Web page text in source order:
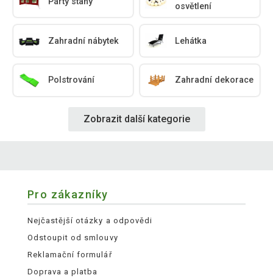
osvětlení
Zahradní nábytek Lehátka
Polstrování Zahradní dekorace
Zobrazit další kategorie
Pro zákazníky
Nejčastější otázky a odpovědi
Odstoupit od smlouvy
Reklamační formulář
Doprava a platba